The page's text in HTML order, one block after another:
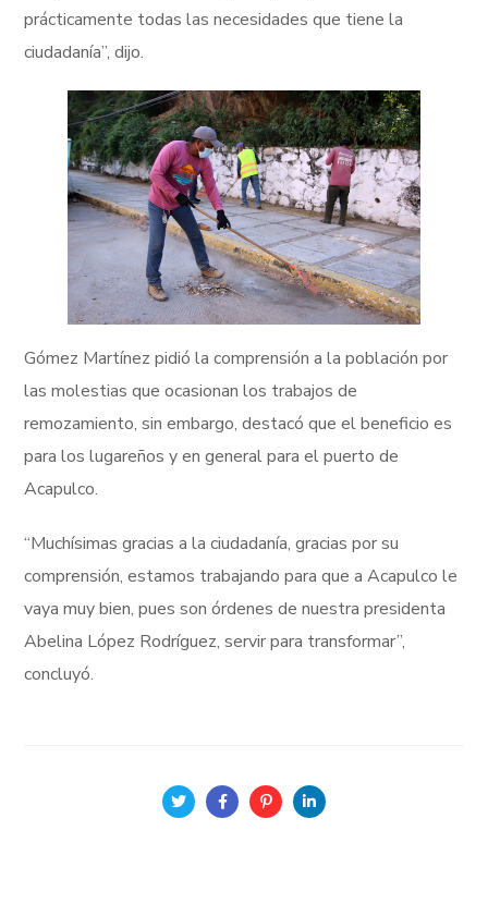
prácticamente todas las necesidades que tiene la
ciudadanía”, dijo.
Gómez Martínez pidió la comprensión a la población por
las molestias que ocasionan los trabajos de
remozamiento, sin embargo, destacó que el beneficio es
para los lugareños y en general para el puerto de
Acapulco.
“Muchísimas gracias a la ciudadanía, gracias por su
comprensión, estamos trabajando para que a Acapulco le
vaya muy bien, pues son órdenes de nuestra presidenta
Abelina López Rodríguez, servir para transformar”,
concluyó.